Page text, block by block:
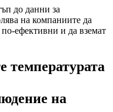
до данни за
на компаниите да
по-ефективни и да вземат
температурата
на